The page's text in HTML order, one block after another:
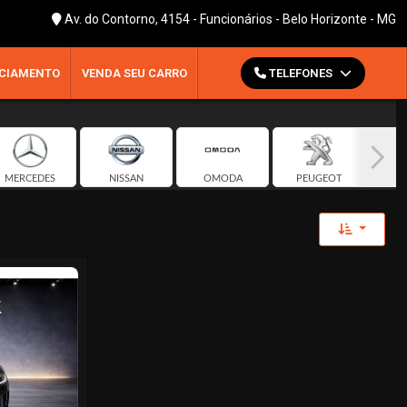
Av. do Contorno, 4154 - Funcionários - Belo Horizonte - MG
VENDA SEU CARRO TELEFONES
MERCEDES NISSAN OMODA PEUGEOT
Toggle